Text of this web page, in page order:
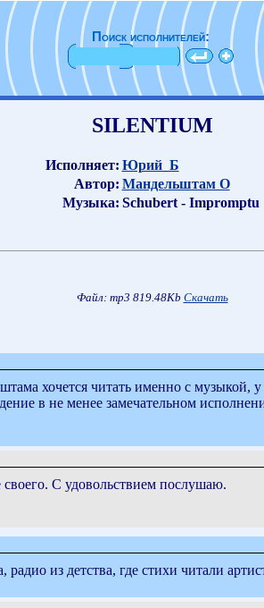
Поиск исполнителей:
SILENTIUM
Исполняет: Юрий_Б
Автор: Мандельштам О
Музыка: Schubert - Impromptu
Файл: mp3 819.48Kb Скачать
хочется читать именно с музыкой, у
в не менее замечательном
С удовольствием послушаю.
из детства, где стихи читали